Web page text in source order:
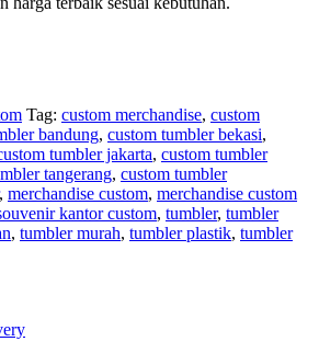
Tag: custom merchandise, custom
bandung, custom tumbler bekasi,
tumbler jakarta, custom tumbler
tangerang, custom tumbler
, merchandise custom, merchandise custom
kantor custom, tumbler, tumbler
, tumbler murah, tumbler plastik, tumbler